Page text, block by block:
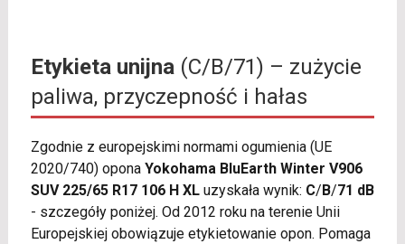
Etykieta unijna(C/B/71) – zużycie
paliwa, przyczepność i hałas
Zgodnie z europejskimi normami ogumienia (UE
2020/740) opona Yokohama BluEarth Winter V906
SUV 225/65 R17 106 H XLuzyskała wynik: C/B/71 dB
- szczegóły poniżej. Od 2012 roku na terenie Unii
Europejskiej obowiązuje etykietowanie opon. Pomaga